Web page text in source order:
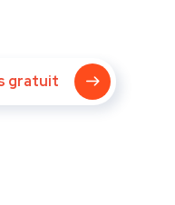
gratuit